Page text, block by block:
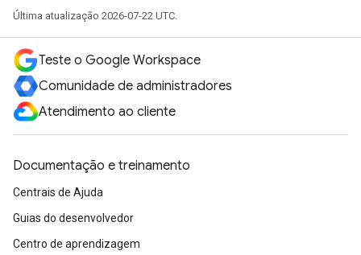
Última atualização 2026-07-22 UTC.
Teste o Google Workspace
Comunidade de administradores
Atendimento ao cliente
Documentação e treinamento
Centrais de Ajuda
Guias do desenvolvedor
Centro de aprendizagem